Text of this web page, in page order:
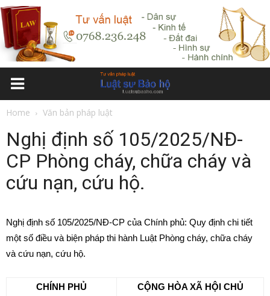
Home Văn bản pháp luật
Nghị định số 105/2025/NĐ-
CP Phòng cháy, chữa cháy và
cứu nạn, cứu hộ.
Nghị định số 105/2025/NĐ-CP của Chính phủ: Quy định chi tiết
một số điều và biện pháp thi hành Luật Phòng cháy, chữa cháy
và cứu nạn, cứu hộ.
CHÍNH PHỦ
CỘNG HÒA XÃ HỘI CHỦ